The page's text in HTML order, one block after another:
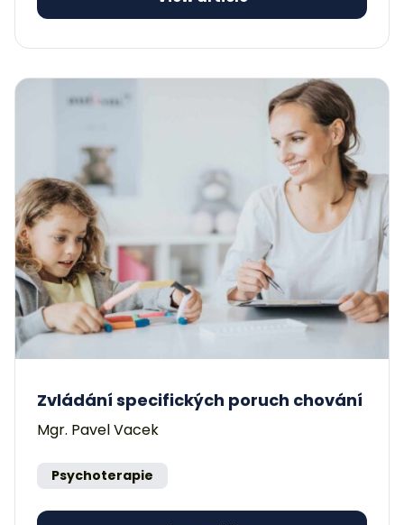
Zvládání specifických poruch chování
Mgr. Pavel Vacek
Psychoterapie